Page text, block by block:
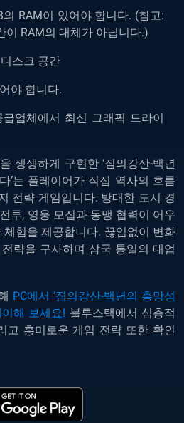
의 RAM이 있어야 합니다. (참고:
이 RAM의 대체가 아닙니다.)
스크 공간
야 합니다.
업체에서 최신 그래픽 드라이
생생하게 구현한 ‘짐의강산-백년
’는 플레이어가 직접 역사의 흐름
전략 게임입니다. 방대한 도시 경
투, 영웅 모집과 동맹 협력이 어우
험을 제공합니다. 끊임없이 변화
략을 구사하며 삼국 통일의 대업
PC에서 ‘짐의강산-백년의 흥망성
해 보세요! 블루스택에서 심층적
고 흥미로운 게임 전략 또한 확인